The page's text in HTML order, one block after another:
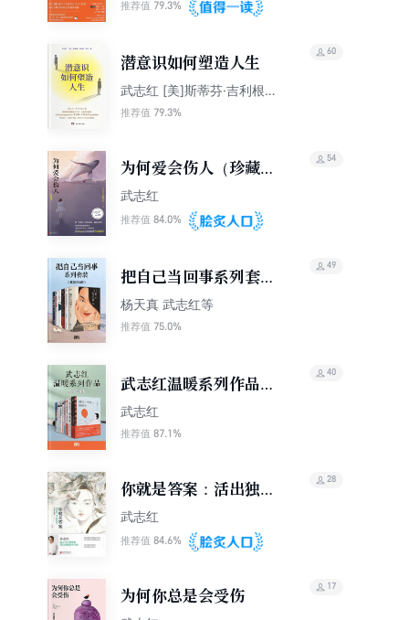
推荐值 79.3%
潜意识如何塑造人生
武志红 [美]斯蒂芬·吉利根
乐悠
推荐值 79.3%
60
为何爱会伤人（珍藏
版）
武志红
推荐值 84.0%
54
把自己当回事系列套装
（套装共6册）
杨天真 武志红等
推荐值 75.0%
49
武志红温暖系列作品
（套装共8册）
武志红
推荐值 87.1%
40
你就是答案：活出独一
无二的自己
武志红
推荐值 84.6%
28
为何你总是会受伤
17